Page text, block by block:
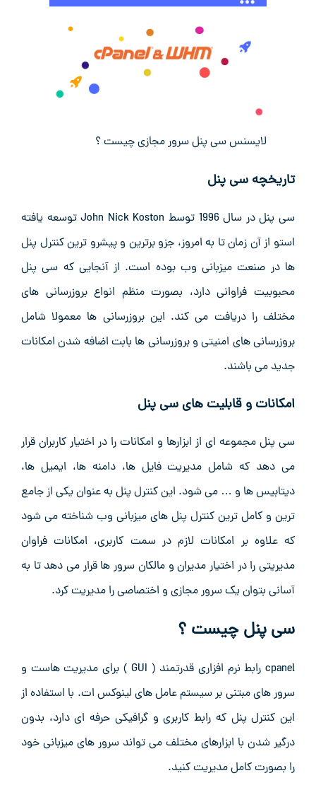
لایسنس سی پنل سرور مجازی چیست ؟
تاریخچه سی پنل
سی پنل در سال 1996 توسط John Nick Koston توسعه یافته
استو از آن زمان تا به امروز، جزو برترین و پیشرو ترین کنترل پنل
ها در صنعت میزبانی وب بوده است. از آنجایی که سی پنل
محبوبیت فراوانی دارد، بصورت منظم انواع بروزرسانی های
مختلف را دریافت می کند. این بروزرسانی ها معمولا شامل
بروزرسانی های امنیتی و بروزرسانی ها بابت اضافه شدن امکانات
جدید می باشند.
امکانات و قابلیت های سی پنل
سی پنل مجموعه ای از ابزارها و امکانات را در اختیار کاربران قرار
می دهد که شامل مدیریت فایل ها، دامنه ها، ایمیل ها،
دیتابیس ها و … می شود. این کنترل پنل به عنوان یکی از جامع
ترین و کامل ترین کنترل پنل های میزبانی وب شناخته می شود
که علاوه بر امکانات لازم در سمت کاربری، امکانات فراوان
مدیریتی را در اختیار مدیران و مالکان سرور ها قرار می دهد تا به
آسانی بتوان یک سرور مجازی و اختصاصی را مدیریت کرد.
سی پنل چیست ؟
cpanel رابط نرم افزاری قدرتمند ( GUI ) برای مدیریت هاست و
سرور های مبتنی بر سیستم عامل های لینوکس ات. با استفاده از
این کنترل پنل که رابط کاربری و گرافیکی حرفه ای دارد، بدون
درگیر شدن با ابزارهای مختلف می تواند سرور های میزبانی خود
را بصورت کامل مدیریت کنید.